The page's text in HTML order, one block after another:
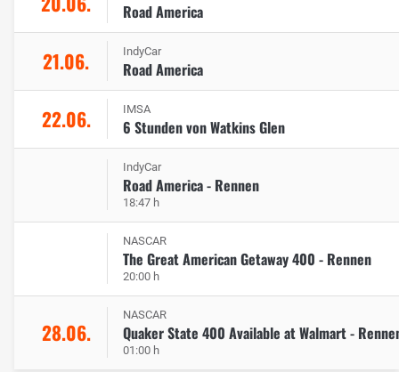
Road America
21.06. IndyCar
Road America
22.06. IMSA
6 Stunden von Watkins Glen
IndyCar
Road America - Rennen
18:47 h
NASCAR
The Great American Getaway 400 - Rennen
20:00 h
28.06.
NASCAR
Quaker State 400 Available at Walmart -
01:00 h